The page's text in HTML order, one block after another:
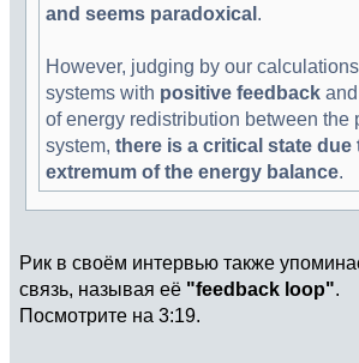
and seems paradoxical.
However, judging by our
systems with positive feedback
of energy redistribution between the
system, there is a critical state due
extremum of the energy balance.
Рик в своём интервью также
связь, называя её "feedback loop".
Посмотрите на 3:19.